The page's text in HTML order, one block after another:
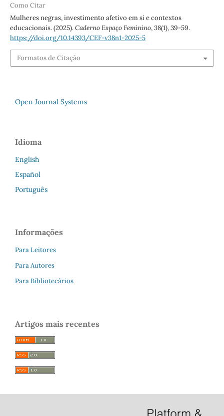
Como Citar
Mulheres negras, investimento afetivo em si e contextos
educacionais. (2025).Caderno Espaço Feminino,38(1), 39-59.
https://doi.org/10.14393/CEF-v38n1-2025-5
Formatos de Citação
Open Journal Systems
Idioma
English
Español
Português
Informações
Para Leitores
Para Autores
Para Bibliotecários
Artigos mais recentes